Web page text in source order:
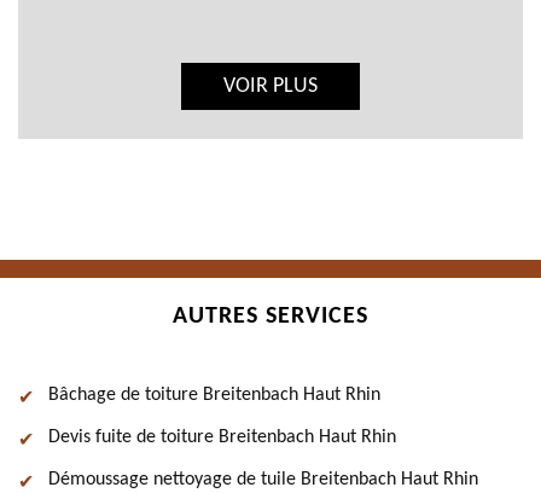
VOIR PLUS
AUTRES SERVICES
Bâchage de toiture Breitenbach Haut Rhin
Devis fuite de toiture Breitenbach Haut Rhin
Démoussage nettoyage de tuile Breitenbach Haut Rhin